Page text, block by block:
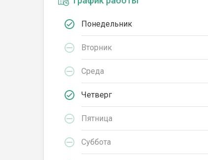
Понедельник
Вторник
Среда
Четверг
Пятница
Суббота